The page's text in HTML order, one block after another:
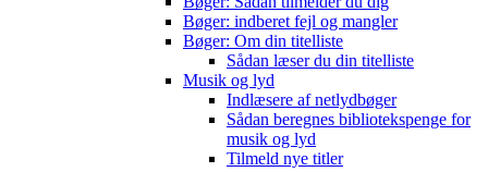
Bøger: indberet fejl og mangler
Bøger: Om din titelliste
Sådan læser du din titelliste
Musik og lyd
Indlæsere af netlydbøger
Sådan beregnes bibliotekspenge for
musik og lyd
Tilmeld nye titler